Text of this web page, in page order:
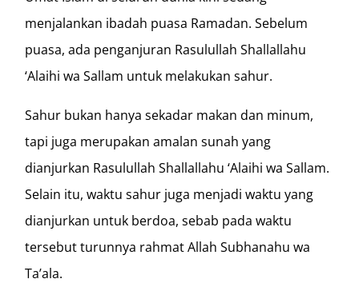
menjalankan ibadah puasa Ramadan. Sebelum
puasa, ada penganjuran Rasulullah Shallallahu
‘Alaihi wa Sallam untuk melakukan sahur.
Sahur bukan hanya sekadar makan dan minum,
tapi juga merupakan amalan sunah yang
dianjurkan Rasulullah Shallallahu ‘Alaihi wa Sallam.
Selain itu, waktu sahur juga menjadi waktu yang
dianjurkan untuk berdoa, sebab pada waktu
tersebut turunnya rahmat Allah Subhanahu wa
Ta’ala.